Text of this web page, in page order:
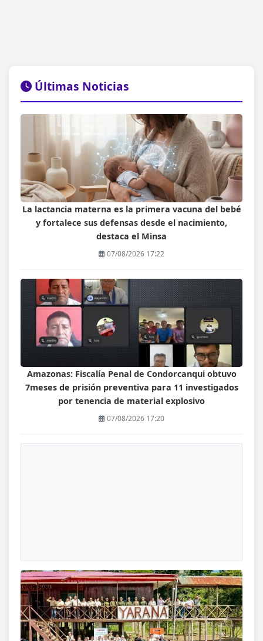
Últimas Noticias
La lactancia materna es la primera vacuna del bebé
y fortalece sus defensas desde el nacimiento,
destaca el Minsa
07/08/2026 17:22
Amazonas: Fiscalía Penal de Condorcanqui obtuvo
7meses de prisión preventiva para 11 investigados
por tenencia de material explosivo
07/08/2026 17:20